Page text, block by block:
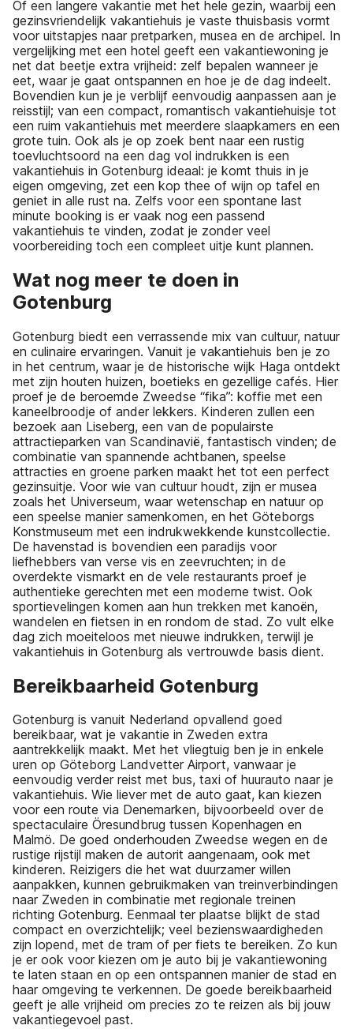
Of een langere vakantie met het hele gezin, waarbij een
gezinsvriendelijk vakantiehuis je vaste thuisbasis vormt
voor uitstapjes naar pretparken, musea en de archipel. In
vergelijking met een hotel geeft een vakantiewoning je
net dat beetje extra vrijheid: zelf bepalen wanneer je
eet, waar je gaat ontspannen en hoe je de dag indeelt.
Bovendien kun je je verblijf eenvoudig aanpassen aan je
reisstijl; van een compact, romantisch vakantiehuisje tot
een ruim vakantiehuis met meerdere slaapkamers en een
grote tuin. Ook als je op zoek bent naar een rustig
toevluchtsoord na een dag vol indrukken is een
vakantiehuis in Gotenburg ideaal: je komt thuis in je
eigen omgeving, zet een kop thee of wijn op tafel en
geniet in alle rust na. Zelfs voor een spontane last
minute booking is er vaak nog een passend
vakantiehuis te vinden, zodat je zonder veel
voorbereiding toch een compleet uitje kunt plannen.
Wat nog meer te doen in
Gotenburg
Gotenburg biedt een verrassende mix van cultuur, natuur
en culinaire ervaringen. Vanuit je vakantiehuis ben je zo
in het centrum, waar je de historische wijk Haga ontdekt
met zijn houten huizen, boetieks en gezellige cafés. Hier
proef je de beroemde Zweedse “fika”: koffie met een
kaneelbroodje of ander lekkers. Kinderen zullen een
bezoek aan Liseberg, een van de populairste
attractieparken van Scandinavië, fantastisch vinden; de
combinatie van spannende achtbanen, speelse
attracties en groene parken maakt het tot een perfect
gezinsuitje. Voor wie van cultuur houdt, zijn er musea
zoals het Universeum, waar wetenschap en natuur op
een speelse manier samenkomen, en het Göteborgs
Konstmuseum met een indrukwekkende kunstcollectie.
De havenstad is bovendien een paradijs voor
liefhebbers van verse vis en zeevruchten; in de
overdekte vismarkt en de vele restaurants proef je
authentieke gerechten met een moderne twist. Ook
sportievelingen komen aan hun trekken met kanoën,
wandelen en fietsen in en rondom de stad. Zo vult elke
dag zich moeiteloos met nieuwe indrukken, terwijl je
vakantiehuis in Gotenburg als vertrouwde basis dient.
Bereikbaarheid Gotenburg
Gotenburg is vanuit Nederland opvallend goed
bereikbaar, wat je vakantie in Zweden extra
aantrekkelijk maakt. Met het vliegtuig ben je in enkele
uren op Göteborg Landvetter Airport, vanwaar je
eenvoudig verder reist met bus, taxi of huurauto naar je
vakantiehuis. Wie liever met de auto gaat, kan kiezen
voor een route via Denemarken, bijvoorbeeld over de
spectaculaire Öresundbrug tussen Kopenhagen en
Malmö. De goed onderhouden Zweedse wegen en de
rustige rijstijl maken de autorit aangenaam, ook met
kinderen. Reizigers die het wat duurzamer willen
aanpakken, kunnen gebruikmaken van treinverbindingen
naar Zweden in combinatie met regionale treinen
richting Gotenburg. Eenmaal ter plaatse blijkt de stad
compact en overzichtelijk; veel bezienswaardigheden
zijn lopend, met de tram of per fiets te bereiken. Zo kun
je er ook voor kiezen om je auto bij je vakantiewoning
te laten staan en op een ontspannen manier de stad en
haar omgeving te verkennen. De goede bereikbaarheid
geeft je alle vrijheid om precies zo te reizen als bij jouw
vakantiegevoel past.